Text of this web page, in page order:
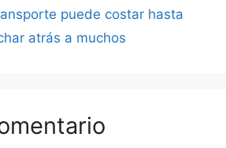
puede costar hasta
atrás a muchos